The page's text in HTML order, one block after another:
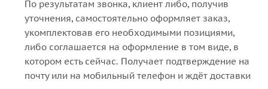
По результатам звонка, клиент либо, получив
уточнения, самостоятельно оформляет заказ,
укомплектовав его необходимыми позициями,
либо соглашается на оформление в том виде, в
котором есть сейчас. Получает подтверждение на
почту или на мобильный телефон и ждёт доставки